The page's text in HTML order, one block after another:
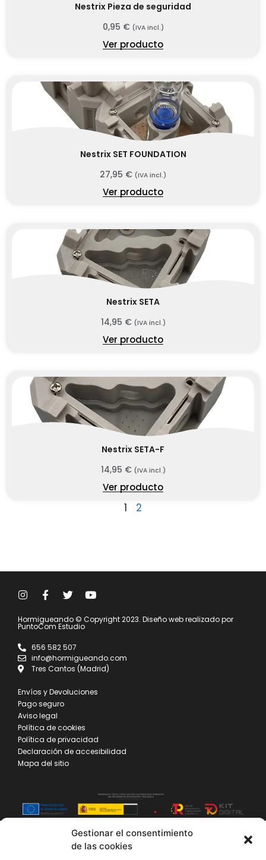
Gestionar el consentimiento
de las cookies
Nestrix Pieza de seguridad
0,95 € (IVA incl.)
Ver producto
Nestrix SET FOUNDATION
27,95 € (IVA incl.)
Ver producto
Nestrix SETA
14,95 € (IVA incl.)
Ver producto
Nestrix SETA-F
14,95 € (IVA incl.)
Ver producto
1 2
Hormigueando © Copyright 2023. Diseño web realizado por
PuntoCom Estudio
656 582 507
info@hormigueando.com
Tres Cantos (Madrid)
Envíos y Devoluciones
Pago seguro
Aviso legal
Política de cookies
Política de privacidad
Declaración de accesibilidad
Mapa del sitio